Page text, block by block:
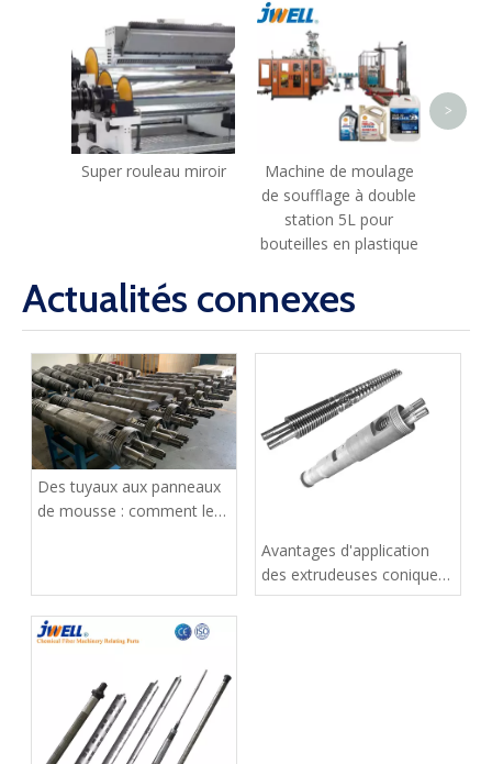
Super rouleau miroir
Machine de moulage
de soufflage à double
station 5L pour
bouteilles en plastique
>
Actualités connexes
Des tuyaux aux panneaux
de mousse : comment les
Avantages d'application
des extrudeuses coniques
à double vis pour les